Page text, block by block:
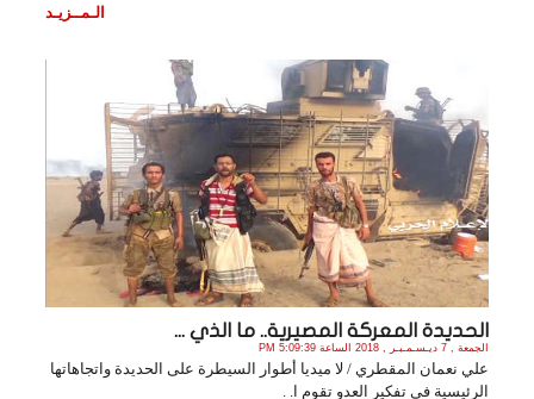
الـمــزيـد
الحديدة المعركة المصيرية.. ما الذي ...
الجمعة , 7 ديـسـمـبـر , 2018 الساعة 5:09:39 PM
علي نعمان المقطري / لا ميديا أطوار السيطرة على الحديدة واتجاهاتها
الرئيسية في تفكير العدو تقوم ا. .